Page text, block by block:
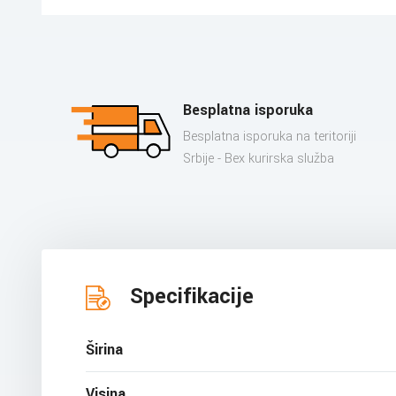
Besplatna isporuka
Besplatna isporuka na teritoriji
Srbije - Bex kurirska služba
Specifikacije
Širina